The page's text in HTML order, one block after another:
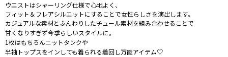
ウエストはシャーリング仕様で心地よく、
フィット＆フレアシルエットにすることで女性らしさを演出します。
カジュアルな素材とふんわりしたチュール素材を組み合わせることで
甘くなりすぎず今季らしいスタイルに。
1枚はもちろんニットタンクや
半袖トップスをインしても着られる着回し万能アイテム♡